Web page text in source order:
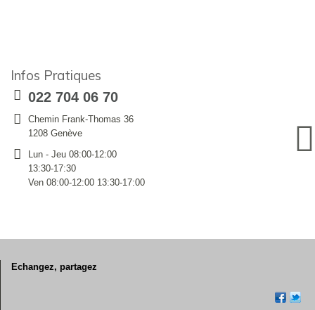
Infos Pratiques
022 704 06 70
Chemin Frank-Thomas 36
1208 Genève
Lun - Jeu 08:00-12:00
13:30-17:30
Ven 08:00-12:00 13:30-17:00
Echangez, partagez